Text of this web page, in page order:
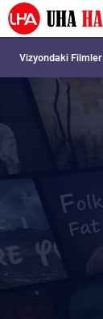
Vizyondaki Filmler